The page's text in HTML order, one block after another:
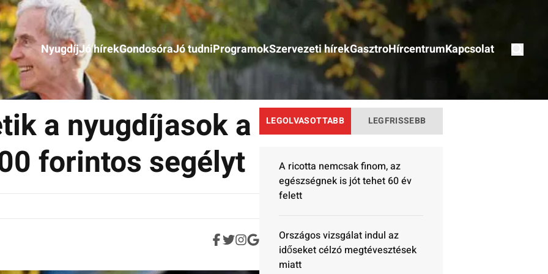
NyugdíjJó hírekGondosóraJó tudniProgramokSzervezeti hírekGasztroHírcentrumKapcsolat
a nyugdíjasok a
forintos segélyt
LEGOLVASOTTABB LEGFRISSEBB
A ricotta nemcsak finom, az
egészségnek is jót tehet 60 év
felett
Országos vizsgálat indul az
időseket célzó megtévesztések
miatt